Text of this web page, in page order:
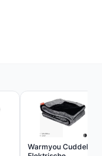
Warmyou Cuddels